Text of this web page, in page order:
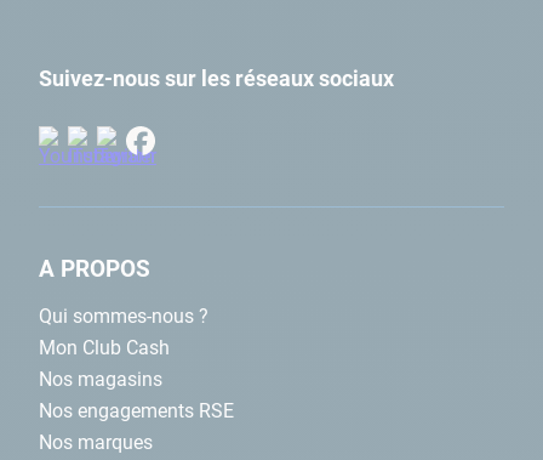
Suivez-nous sur les réseaux sociaux
A PROPOS
Qui sommes-nous ?
Mon Club Cash
Nos magasins
Nos engagements RSE
Nos marques